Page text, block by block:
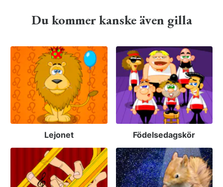
Du kommer kanske även gilla
Lejonet Födelsedagskör